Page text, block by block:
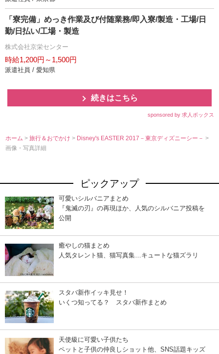
「寮完備」めっき作業及び付随業務/即入寮/製造・工場/日
勤/日払い/工場・製造
株式会社京栄センター
時給1,200円～1,500円
派遣社員 / 愛知県
続きはこちら
sponsored by 求人ボックス
ホーム >旅行＆おでかけ> Disney's EASTER 2017－東京ディズニーシー－>
画像・写真詳細
ピックアップ
可愛いシルバニアまとめ
『鬼滅の刃』の再現ほか、人気のシルバニア投稿を
公開
癒やしの猫まとめ
人気タレント猫、猫写真集…キュートな猫ズラリ
スタバ新作イッキ見せ！
いくつ知ってる？ スタバ新作まとめ
天使級に可愛い子供たち
ペットと子供の仲良しショット他、SNS話題キッズ